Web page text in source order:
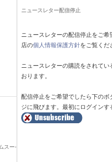
スー-
ニュースレター配信停止
ニュースレターの配信停止をご
店の個人情報保護方針をご覧くだ
ニュースレターの購読をされて
おります。
配信停止をご希望でしたら下の
ジに飛びます。最初にログインす